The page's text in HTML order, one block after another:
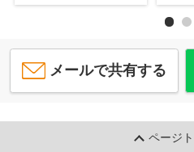
メールで共有する
ページ